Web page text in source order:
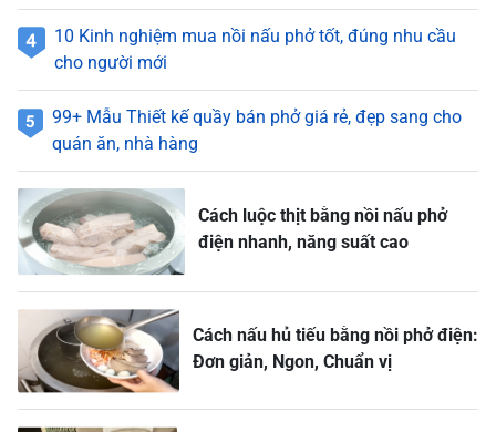
10 Kinh nghiệm mua nồi nấu phở tốt, đúng nhu cầu
cho người mới
99+ Mẫu Thiết kế quầy bán phở giá rẻ, đẹp sang cho
quán ăn, nhà hàng
Cách luộc thịt bằng nồi nấu phở
điện nhanh, năng suất cao
Cách nấu hủ tiếu bằng nồi phở điện:
Đơn giản, Ngon, Chuẩn vị